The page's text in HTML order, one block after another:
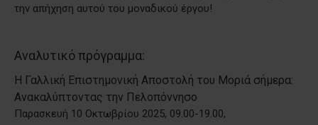
την απήχηση αυτού του μοναδικού έργου!
Αναλυτικό πρόγραμμα:
Η Γαλλική Επιστημονική Αποστολή του Μοριά σήμερα:
Ανακαλύπτοντας την Πελοπόννησο
Παρασκευή 10 Οκτωβρίου 2025, 09.00-19.00,